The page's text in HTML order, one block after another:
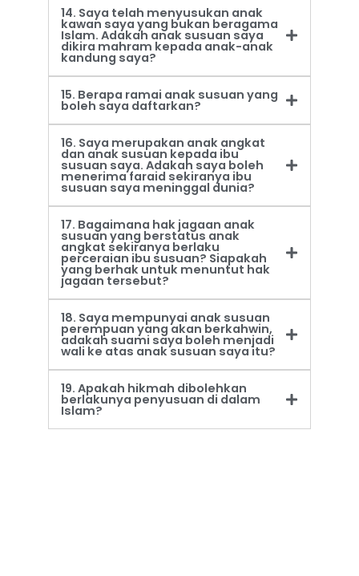
14. Saya telah menyusukan anak
kawan saya yang bukan beragama
Islam. Adakah anak susuan saya
dikira mahram kepada anak-anak
kandung saya?
15. Berapa ramai anak susuan yang
boleh saya daftarkan?
16. Saya merupakan anak angkat
dan anak susuan kepada ibu
susuan saya. Adakah saya boleh
menerima faraid sekiranya ibu
susuan saya meninggal dunia?
17. Bagaimana hak jagaan anak
susuan yang berstatus anak
angkat sekiranya berlaku
perceraian ibu susuan? Siapakah
yang berhak untuk menuntut hak
jagaan tersebut?
18. Saya mempunyai anak susuan
perempuan yang akan berkahwin,
adakah suami saya boleh menjadi
wali ke atas anak susuan saya itu?
19. Apakah hikmah dibolehkan
berlakunya penyusuan di dalam
Islam?